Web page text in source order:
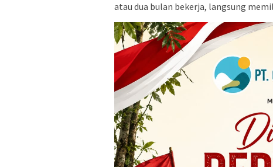
atau dua bulan bekerja, langsung